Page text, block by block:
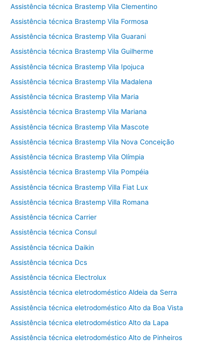
Assistência técnica Brastemp Vila Clementino
Assistência técnica Brastemp Vila Formosa
Assistência técnica Brastemp Vila Guarani
Assistência técnica Brastemp Vila Guilherme
Assistência técnica Brastemp Vila Ipojuca
Assistência técnica Brastemp Vila Madalena
Assistência técnica Brastemp Vila Maria
Assistência técnica Brastemp Vila Mariana
Assistência técnica Brastemp Vila Mascote
Assistência técnica Brastemp Vila Nova Conceição
Assistência técnica Brastemp Vila Olímpia
Assistência técnica Brastemp Vila Pompéia
Assistência técnica Brastemp Villa Fiat Lux
Assistência técnica Brastemp Villa Romana
Assistência técnica Carrier
Assistência técnica Consul
Assistência técnica Daikin
Assistência técnica Dcs
Assistência técnica Electrolux
Assistência técnica eletrodoméstico Aldeia da Serra
Assistência técnica eletrodoméstico Alto da Boa Vista
Assistência técnica eletrodoméstico Alto da Lapa
Assistência técnica eletrodoméstico Alto de Pinheiros